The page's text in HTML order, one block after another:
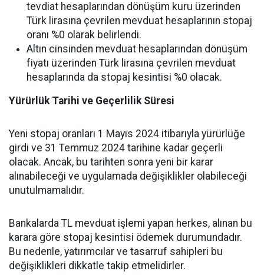
tevdiat hesaplarından dönüşüm kuru üzerinden
Türk lirasına çevrilen mevduat hesaplarının stopaj
oranı %0 olarak belirlendi.
Altın cinsinden mevduat hesaplarından dönüşüm
fiyatı üzerinden Türk lirasına çevrilen mevduat
hesaplarında da stopaj kesintisi %0 olacak.
Yürürlük Tarihi ve Geçerlilik Süresi
Yeni stopaj oranları 1 Mayıs 2024 itibarıyla yürürlüğe
girdi ve 31 Temmuz 2024 tarihine kadar geçerli
olacak. Ancak, bu tarihten sonra yeni bir karar
alınabileceği ve uygulamada değişiklikler olabileceği
unutulmamalıdır.
Bankalarda TL mevduat işlemi yapan herkes, alınan bu
karara göre stopaj kesintisi ödemek durumundadır.
Bu nedenle, yatırımcılar ve tasarruf sahipleri bu
değişiklikleri dikkatle takip etmelidirler.